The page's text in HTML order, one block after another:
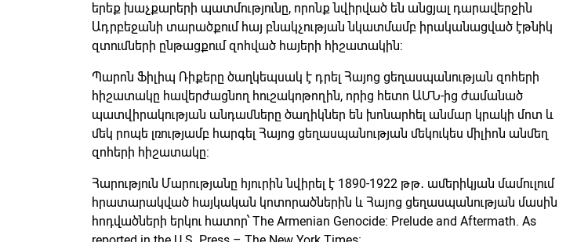
երեք խաչքարերի պատմությունը, որոնք նվիրված են անցյալ դարավերջին
Ադրբեջանի տարածքում հայ բնակչության նկատմամբ իրականացված էթնիկ
զտումների ընթացքում զոհված հայերի հիշատակին:
Պարոն Ֆիլիպ Ռիքերը ծաղկեպսակ է դրել Հայոց ցեղասպանության զոհերի
հիշատակը հավերժացնող հուշակոթողին, որից հետո ԱՄՆ-ից ժամանած
պատվիրակության անդամները ծաղիկներ են խոնարհել անմար կրակի մոտ և
մեկ րոպե լռությամբ հարգել Հայոց ցեղասպանության մեկուկես միլիոն անմեղ
զոհերի հիշատակը:
Հարություն Մարությանը հյուրին նվիրել է 1890-1922 թթ․ ամերիկյան մամուլում
հրատարակված հայկական կոտորածներին և Հայոց ցեղասպանության մասին
հոդվածների երկու հատոր՝ The Armenian Genocide: Prelude and Aftermath. As